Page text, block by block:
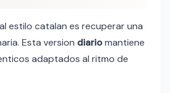
al estilo catalan es recuperar una
Esta version diariomantiene
adaptados al ritmo de